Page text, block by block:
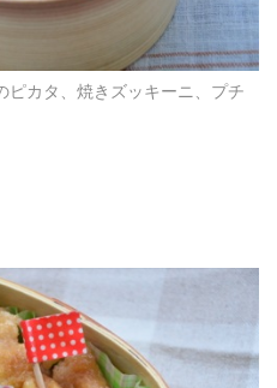
ピカタ、焼きズッキーニ、プチ